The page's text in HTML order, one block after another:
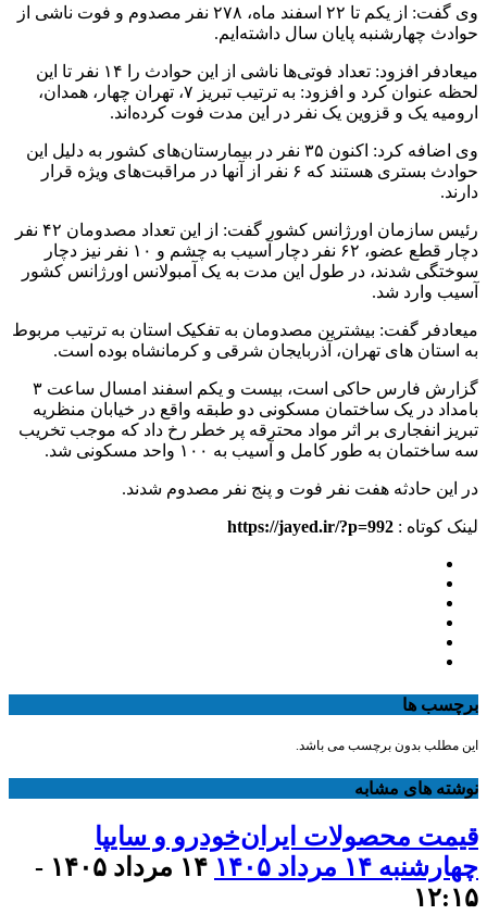
وی گفت: از یکم تا ۲۲ اسفند ماه، ۲۷۸ نفر مصدوم و فوت ناشی از
حوادث چهارشنبه پایان سال داشته‌ایم.
میعادفر افزود: تعداد فوتی‌ها ناشی از این حوادث را ۱۴ نفر تا این
لحظه عنوان کرد و افزود: به ترتیب تبریز ۷، تهران چهار، همدان،
ارومیه یک و قزوین یک نفر در این مدت فوت کرده‌اند.
وی اضافه کرد: اکنون ۳۵ نفر در بیمارستان‌های کشور به دلیل این
حوادث بستری هستند که ۶ نفر از آنها در مراقبت‌های ویژه قرار
دارند.
رئیس سازمان اورژانس کشور گفت: از این تعداد مصدومان ۴۲ نفر
دچار قطع عضو، ۶۲ نفر دچار آسیب به چشم و ۱۰ نفر نیز دچار
سوختگی شدند، در طول این مدت به یک آمبولانس اورژانس کشور
آسیب وارد شد.
میعادفر گفت: بیشترین مصدومان به تفکیک استان به ترتیب مربوط
به استان های تهران، آذربایجان شرقی و کرمانشاه بوده است.
گزارش فارس حاکی است، بیست و یکم اسفند امسال ساعت ۳
بامداد در یک ساختمان مسکونی دو طبقه واقع در خیابان منظریه
تبریز انفجاری بر اثر مواد محترقه پر خطر رخ داد که موجب تخریب
سه ساختمان به طور کامل و آسیب به ۱۰۰ واحد مسکونی شد.
در این حادثه هفت نفر فوت و پنج نفر مصدوم شدند.
لینک کوتاه : https://jayed.ir/?p=992
برچسب ها
این مطلب بدون برچسب می باشد.
نوشته های مشابه
قیمت محصولات ایران‌خودرو و سایپا
چهارشنبه ۱۴ مرداد ۱۴۰۵
۱۴ مرداد ۱۴۰۵ -
۱۲:۱۵